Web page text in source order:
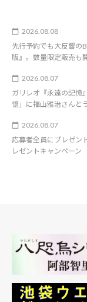
2026.08.08
先行予約でも大反響
版』。数量限定販売も
2026.08.07
ガリレオ『永遠の記憶
憶」に福山雅治さんと
2026.08.07
応募者全員にプレゼン
レゼントキャンペーン